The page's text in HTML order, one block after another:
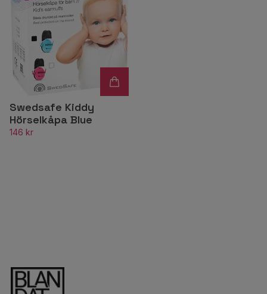
Swedsafe Kiddy
Hörselkåpa Blue
146 kr